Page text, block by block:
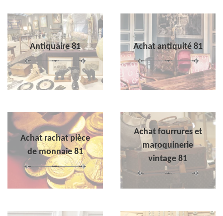
Antiquaire 81 Achat antiquité 81
Achat rachat pièce
de monnaie 81
Achat fourrures et
maroquinerie
vintage 81